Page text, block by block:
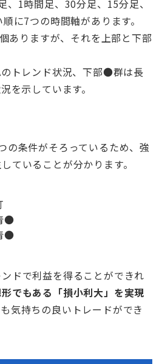
、1時間足、30分足、15分足、
に7つの時間軸があります。
ありますが、それを上部と下部
トレンド状況、下部●群は長
を示しています。
の条件がそろっているため、強
ていることが分かります。
●
●
ドで利益を得ることができれ
でもある「損小利大」を実現
気持ちの良いトレードができ